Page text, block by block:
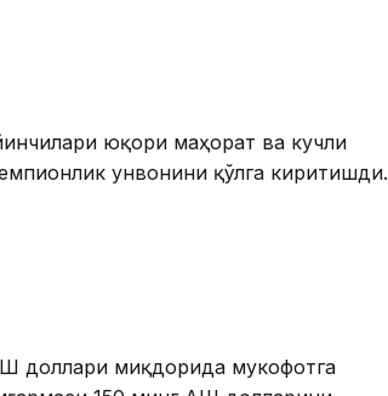
юқори маҳорат ва кучли
унвонини қўлга киритишди.
доллари миқдорида мукофотга